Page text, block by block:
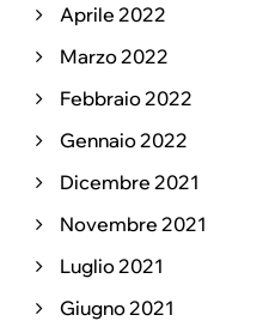
Aprile 2022
Marzo 2022
Febbraio 2022
Gennaio 2022
Dicembre 2021
Novembre 2021
Luglio 2021
Giugno 2021